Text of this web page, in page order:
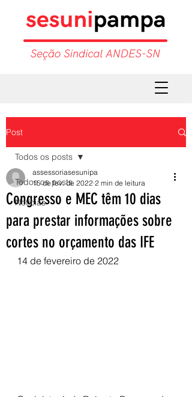
Post
Todos os posts
Notícias
Todos os posts
Congresso e MEC têm 10 dias
para prestar informações sobre
cortes no orçamento das IFE
assessoriasesunipa
15 de fev. de 2022 2 min de leitura
14 de fevereiro de 2022